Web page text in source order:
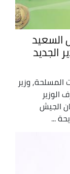
وزير
الجيش
...